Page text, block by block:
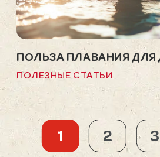
ПОЛЬЗА ПЛАВАНИЯ ДЛЯ
ПОЛЕЗНЫЕ СТАТЬИ
1 2 3